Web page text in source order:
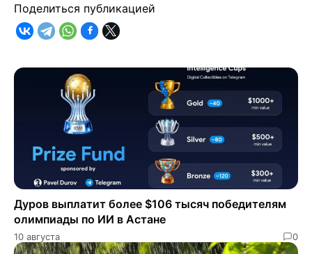
Поделиться публикацией
Дуров выплатит более $106 тысяч победителям
олимпиады по ИИ в Астане
10 августа 0